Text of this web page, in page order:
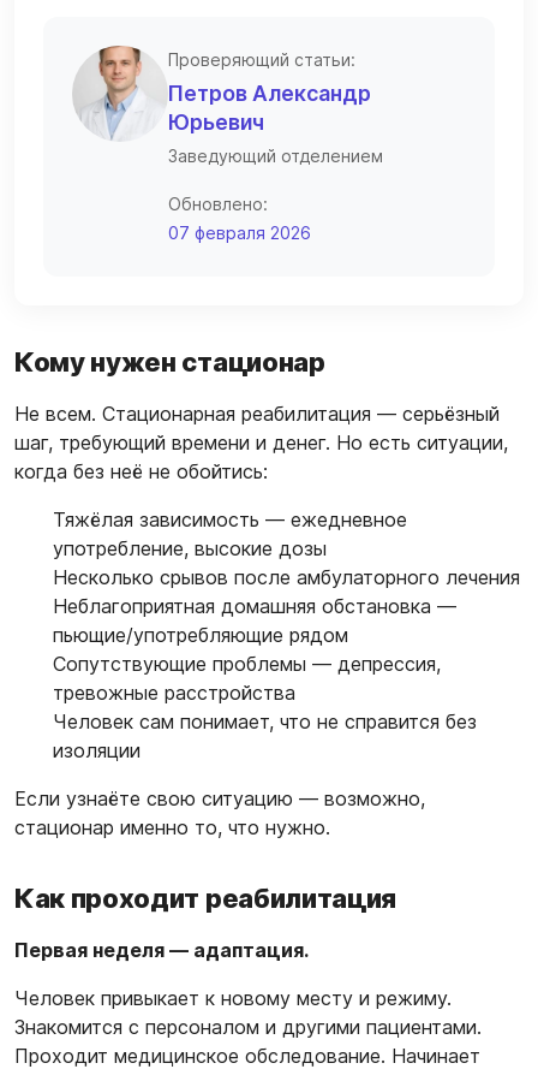
Проверяющий статьи:
Петров Александр
Юрьевич
Заведующий отделением
Обновлено:
07 февраля 2026
Кому нужен стационар
Не всем. Стационарная реабилитация — серьёзный
шаг, требующий времени и денег. Но есть ситуации,
когда без неё не обойтись:
Тяжёлая зависимость — ежедневное
употребление, высокие дозы
Несколько срывов после амбулаторного лечения
Неблагоприятная домашняя обстановка —
пьющие/употребляющие рядом
Сопутствующие проблемы — депрессия,
тревожные расстройства
Человек сам понимает, что не справится без
изоляции
Если узнаёте свою ситуацию — возможно,
стационар именно то, что нужно.
Как проходит реабилитация
Первая неделя — адаптация.
Человек привыкает к новому месту и режиму.
Знакомится с персоналом и другими пациентами.
Проходит медицинское обследование. Начинает